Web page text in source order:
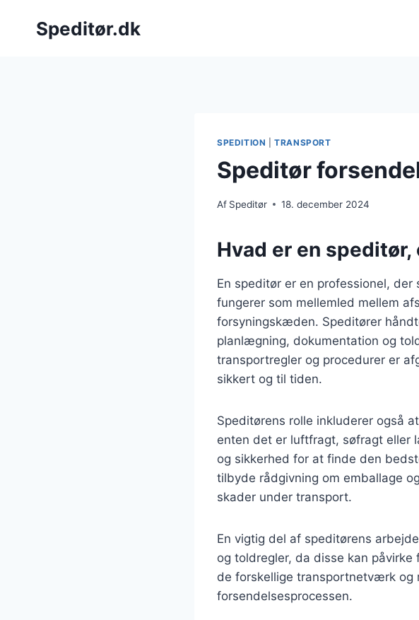
Speditør.dk
SPEDITION |TRANSPORT
Speditør
Af Speditør 18. december 2024
Hvad er en
En speditør er en professionel,
fungerer som mellemled mellem
forsyningskæden. Speditører
planlægning, dokumentation og
transportregler og procedurer er
sikkert og til tiden.
Speditørens rolle inkluderer også
enten det er luftfragt, søfragt eller
og sikkerhed for at finde den
tilbyde rådgivning om emballage
skader under transport.
En vigtig del af speditørens
og toldregler, da disse kan
de forskellige transportnetværk og
forsendelsesprocessen.